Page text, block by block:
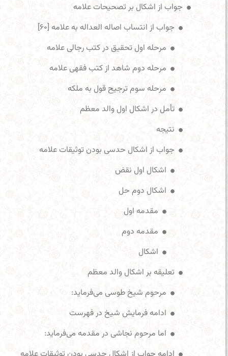
جواب از اشکال بر تصحیحات علامه
جواب از انتساب اصاله العداله به علامه [۶۰]
مرحله اول تحقیق در کتب رجالی علامه
مرحله دوم شاهد از کتب فقهی علامه
مرحله سوم ترجیح قول به ملکه
تأمل در اشکال اول والد معظم
نتیجه
جواب از اشکال حدسی بودن توثیقات علامه
اشکال اول نقض
اشکال دوم حل
مقدمه اول
مقدمه دوم
اشکال
تعلیقه بر اشکال والد معظم
مرحوم شیخ طوسی می‌فرماید:
ادامه فرمایش شیخ در فهرست
اما مرحوم نجاشی در مقدمه می‌فرماید: